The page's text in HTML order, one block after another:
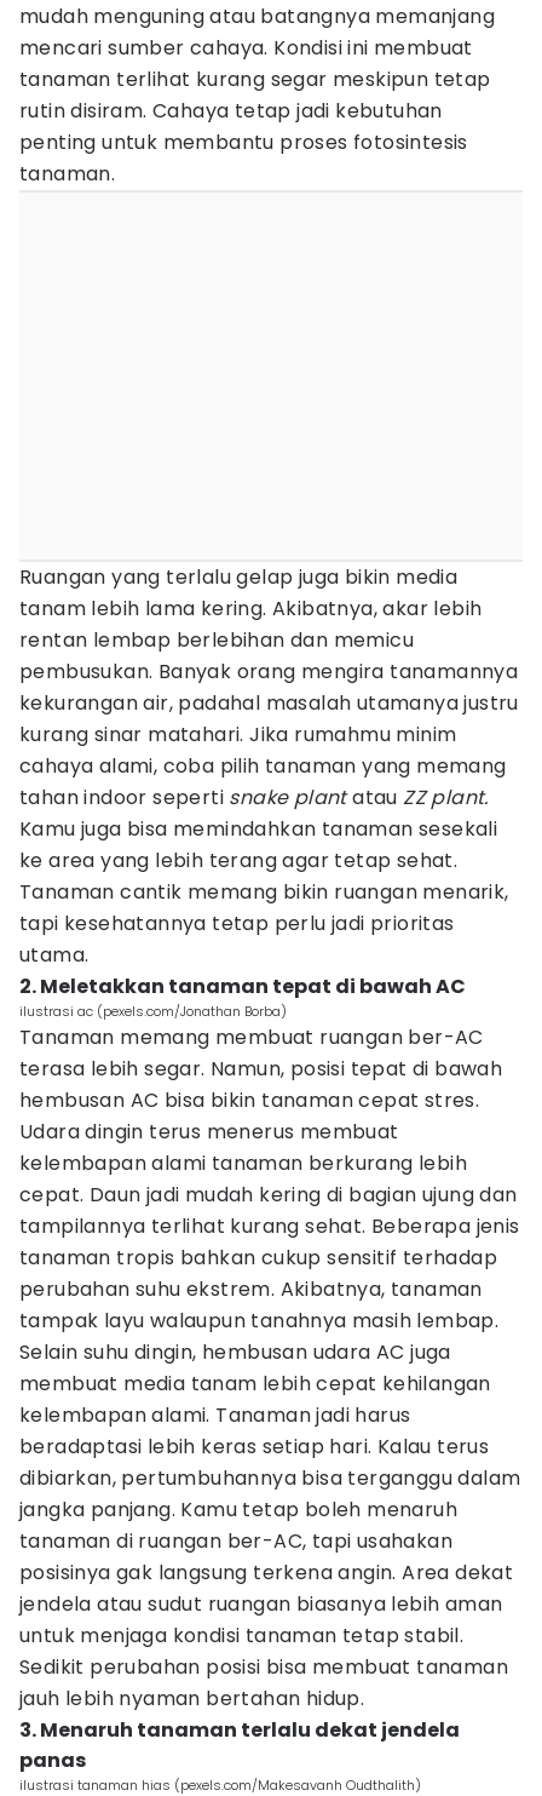
mudah menguning atau batangnya memanjang
mencari sumber cahaya. Kondisi ini membuat
tanaman terlihat kurang segar meskipun tetap
rutin disiram. Cahaya tetap jadi kebutuhan
penting untuk membantu proses fotosintesis
tanaman.
Ruangan yang terlalu gelap juga bikin media
tanam lebih lama kering. Akibatnya, akar lebih
rentan lembap berlebihan dan memicu
pembusukan. Banyak orang mengira tanamannya
kekurangan air, padahal masalah utamanya justru
kurang sinar matahari. Jika rumahmu minim
cahaya alami, coba pilih tanaman yang memang
tahan indoor seperti snake plantatauZZ plant.
Kamu juga bisa memindahkan tanaman sesekali
ke area yang lebih terang agar tetap sehat.
Tanaman cantik memang bikin ruangan menarik,
tapi kesehatannya tetap perlu jadi prioritas
utama.
2. Meletakkan tanaman tepat di bawah AC
ilustrasi ac (pexels.com/Jonathan Borba)
Tanaman memang membuat ruangan ber-AC
terasa lebih segar. Namun, posisi tepat di bawah
hembusan AC bisa bikin tanaman cepat stres.
Udara dingin terus menerus membuat
kelembapan alami tanaman berkurang lebih
cepat. Daun jadi mudah kering di bagian ujung dan
tampilannya terlihat kurang sehat. Beberapa jenis
tanaman tropis bahkan cukup sensitif terhadap
perubahan suhu ekstrem. Akibatnya, tanaman
tampak layu walaupun tanahnya masih lembap.
Selain suhu dingin, hembusan udara AC juga
membuat media tanam lebih cepat kehilangan
kelembapan alami. Tanaman jadi harus
beradaptasi lebih keras setiap hari. Kalau terus
dibiarkan, pertumbuhannya bisa terganggu dalam
jangka panjang. Kamu tetap boleh menaruh
tanaman di ruangan ber-AC, tapi usahakan
posisinya gak langsung terkena angin. Area dekat
jendela atau sudut ruangan biasanya lebih aman
untuk menjaga kondisi tanaman tetap stabil.
Sedikit perubahan posisi bisa membuat tanaman
jauh lebih nyaman bertahan hidup.
3. Menaruh tanaman terlalu dekat jendela
panas
ilustrasi tanaman hias (pexels.com/Makesavanh Oudthalith)